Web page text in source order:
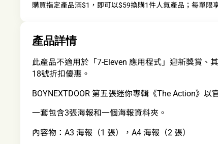
購買指定產品滿$1，即可以$59換購1件人氣產品；每單限
產品詳情
此產品不適用於「7-Eleven 應用程式」迎新獎賞、
18號折扣優惠。
BOYNEXTDOOR 第五張迷你專輯《The Action》以
一套包含3張海報和一個海報資料夾。
內容物：A3 海報（1 張），A4 海報（2 張）